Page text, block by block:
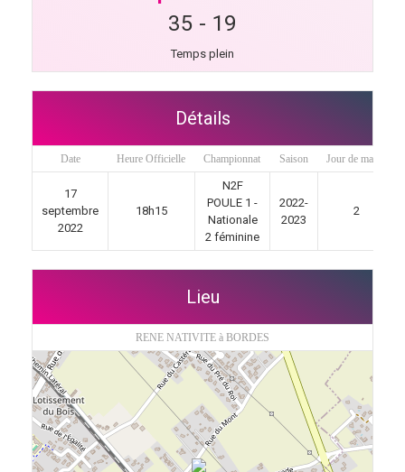
35 - 19
Temps plein
Détails
Date Heure Officielle Championnat Saison Jour de match
17
septembre
2022
18h15
N2F
POULE 1 -
Nationale
2 féminine
2022-
2023
2
Lieu
RENE NATIVITE à BORDES